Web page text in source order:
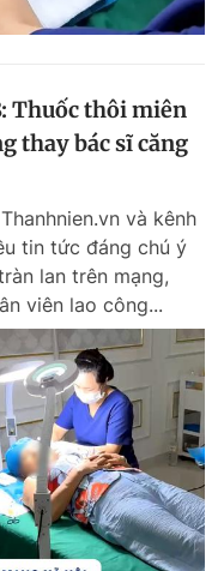
Thuốc thôi miên
thay bác sĩ căng
và kênh
tin tức đáng chú ý
lan trên mạng,
viên lao công...